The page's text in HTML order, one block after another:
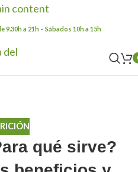
content
a 21h – Sábados 10h a 15h
qué sirve?